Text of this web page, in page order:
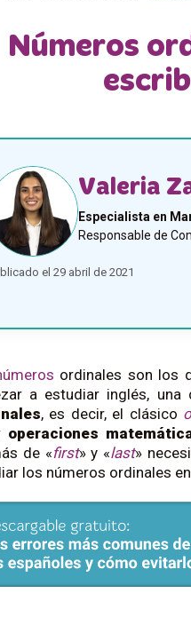
Números
Valeria
Especialista en
Responsable de
el 29 abril de 2021
ordinales son los
a estudiar inglés,
, es decir, el clásico
operaciones
de «first» y «last»
los números ordinales